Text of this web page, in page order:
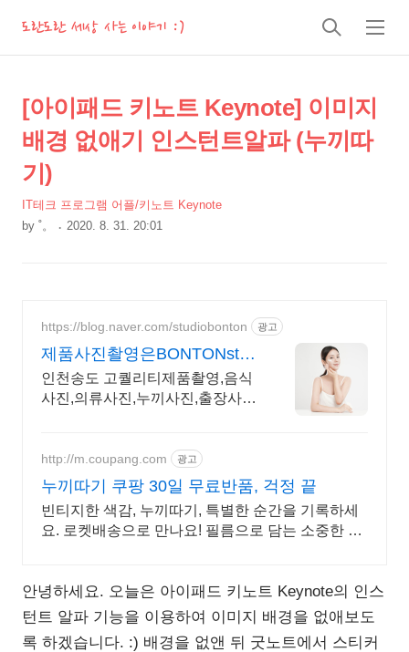
도란도란 세상 사는 이야기 :)
검
메
상
세
컨
텐
츠
본
문
제
목
[아이패드 키노트 Keynote] 이미지
배경 없애기 인스턴트알파 (누끼따
기)
IT테크 프로그램 어플/키노트 Keynote
by ˚。 2020. 8. 31. 20:01
https://blog.naver.com/studiobonton 광고
제품사진촬영은BONTONst
인천송도/대표제품촬영스튜
인천송도 고퀄리티제품촬영,음식
사진,의류사진,누끼사진,출장사
게하세요
http://m.coupang.com 광고
누끼따기 쿠팡 30일 무료반품, 걱정 끝
빈티지한 색감, 누끼따기, 특별한 순간을 기록하세
요. 로켓배송으로 만나요! 필름으로 담는 소중한 추
안녕하세요. 오늘은 아이패드 키노트 Keynote의 인스
턴트 알파 기능을 이용하여 이미지 배경을 없애보도
록 하겠습니다. :) 배경을 없앤 뒤 굿노트에서 스티커